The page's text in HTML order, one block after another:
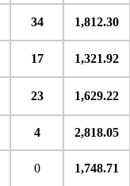
34 1,812.30
17 1,321.92
23 1,629.22
4 2,818.05
0 1,748.71